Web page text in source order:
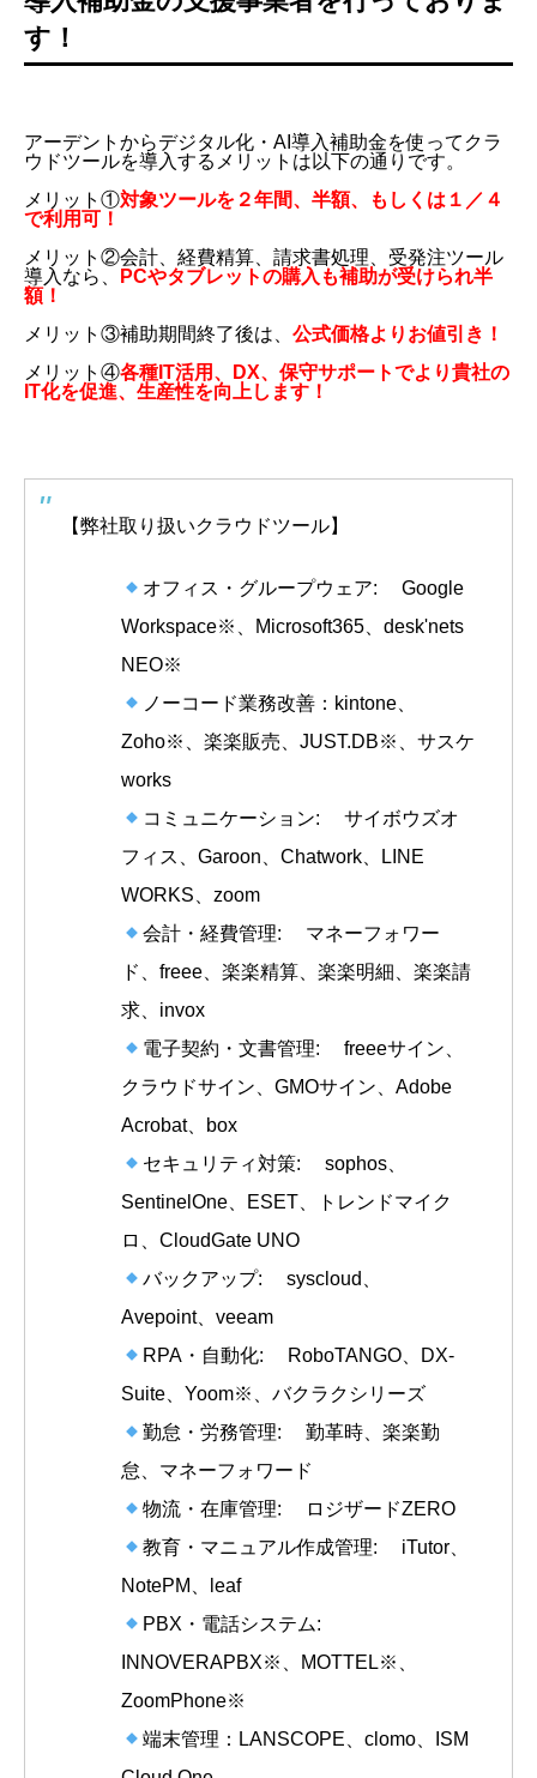
す！
アーデントからデジタル化・AI導入補助金を使ってクラ
ウドツールを導入するメリットは以下の通りです。
メリット①対象ツールを２年間、半額、もしくは１／４
で利用可！
メリット②会計、経費精算、請求書処理、受発注ツール
導入なら、
PCやタブレットの購入も補助が受けられ半
額！
メリット③補助期間終了後は、 公式価格よりお値引き！
メリット④各種IT活用、DX、保守サポートでより貴社の
IT化を促進、生産性を向上します！
【弊社取り扱いクラウドツール】
オフィス・グループウェア: Google
Workspace※、Microsoft365、desk'nets
NEO※
ノーコード業務改善：kintone、
Zoho※、楽楽販売、JUST.DB※、サスケ
works
コミュニケーション: サイボウズオ
フィス、Garoon、Chatwork、LINE
WORKS、zoom
会計・経費管理: マネーフォワー
ド、freee、楽楽精算、楽楽明細、楽楽請
求、invox
電子契約・文書管理: freeeサイン、
クラウドサイン、GMOサイン、Adobe
Acrobat、box
セキュリティ対策: sophos、
SentinelOne、ESET、トレンドマイク
ロ、CloudGate UNO
バックアップ: syscloud、
Avepoint、veeam
RPA・自動化: RoboTANGO、DX-
Suite、Yoom※、バクラクシリーズ
勤怠・労務管理: 勤革時、楽楽勤
怠、マネーフォワード
物流・在庫管理: ロジザードZERO
教育・マニュアル作成管理: iTutor、
NotePM、leaf
PBX・電話システム:
INNOVERAPBX※、MOTTEL※、
ZoomPhone※
端末管理：LANSCOPE、clomo、ISM